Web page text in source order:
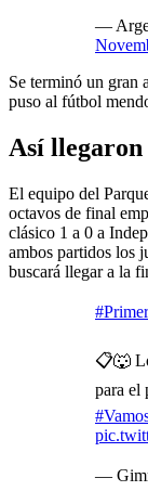
—
Se terminó un gran
puso al fútbol
Así llegaron
El equipo del
octavos de final
clásico 1 a 0 a
ambos partidos los
buscará llegar a la
📋🐺
para el
—